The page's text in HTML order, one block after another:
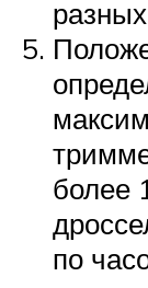
более
по